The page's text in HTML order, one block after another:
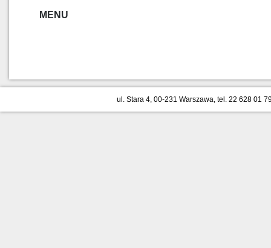
MENU
ul. Stara 4, 00-231 Warszawa, tel. 22 628 01